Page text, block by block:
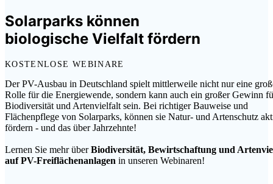
Solarparks können
biologische Vielfalt fördern
KOSTENLOSE WEBINARE
Der PV-Ausbau in Deutschland spielt mittlerweile nicht nur eine
Rolle für die Energiewende, sondern kann auch ein großer Gewinn
Biodiversität und Artenvielfalt sein. Bei richtiger Bauweise und
Flächenpflege von Solarparks, können sie Natur- und Artenschutz
fördern - und das über Jahrzehnte!
Lernen Sie mehr überBiodiversität, Bewirtschaftung und
auf PV-Freiflächenanlagen in unseren Webinaren!